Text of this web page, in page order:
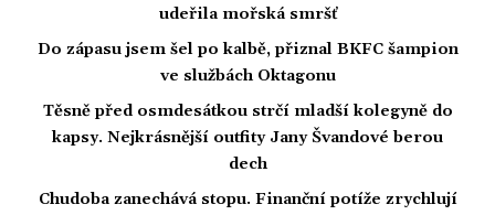
udeřila mořská smršť
Do zápasu jsem šel po kalbě, přiznal BKFC šampion
ve službách Oktagonu
Těsně před osmdesátkou strčí mladší kolegyně do
kapsy. Nejkrásnější outfity Jany Švandové berou
dech
Chudoba zanechává stopu. Finanční potíže zrychlují